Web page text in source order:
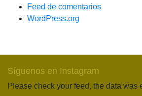
Feed de comentarios
WordPress.org
Síguenos en Instagram
Please check your feed, the data was